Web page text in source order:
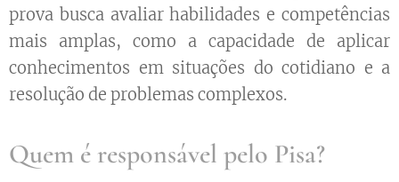
prova busca avaliar habilidades e competências
mais amplas, como a capacidade de aplicar
conhecimentos em situações do cotidiano e a
resolução de problemas complexos.
Quem é responsável pelo Pisa?